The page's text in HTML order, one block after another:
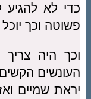
כדי לא
פשוטה וכך
וכך היה
העונשים
יראת שמיים